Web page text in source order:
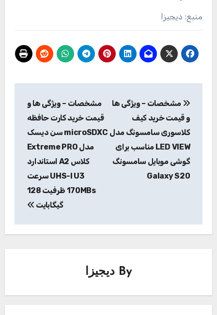
منبع: دیجیزا
نوشته
مشخصات – ویژگی ها
و قیمت خرید کیف
کلاسوری سامسونگ مدل
LED VIEW مناسب برای
گوشی موبایل سامسونگ
Galaxy S20
مشخصات – ویژگی ها و
قیمت خرید کارت حافظه
microSDXC سن دیسک
مدل Extreme PRO
کلاس A2 استاندارد
UHS-I U3 سرعت
170MBs ظرفیت 128
گیگابایت
By دیجیزا